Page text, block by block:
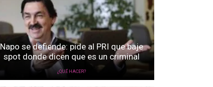
Napo se defiende: pide al PRI que baje
spot donde dicen que es un criminal
¿QUÉ HACER?